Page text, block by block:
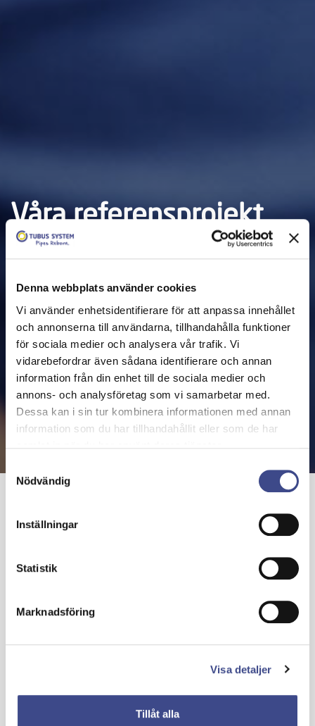
Denna webbplats använder cookies
Vi använder enhetsidentifierare för att anpassa innehållet
och annonserna till användarna, tillhandahålla funktioner
för sociala medier och analysera vår trafik. Vi
vidarebefordrar även sådana identifierare och annan
information från din enhet till de sociala medier och
annons- och analysföretag som vi samarbetar med.
Dessa kan i sin tur kombinera informationen med annan
information som du har tillhandahållit eller som de har
Nödvändig
Inställningar
Statistik
Marknadsföring
Visa detaljer
Tillåt alla
Våra referensprojekt
Se ett urval av våra projekt här.